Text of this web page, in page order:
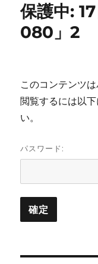
保護中:
080」2
このコンテンツ
閲覧するには以
い。
パスワード: